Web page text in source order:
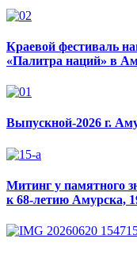
Краевой фестиваль
«Палитра наций» в
Выпускной-2026 г.
Митинг у памятного
к 68-летию Амурска,